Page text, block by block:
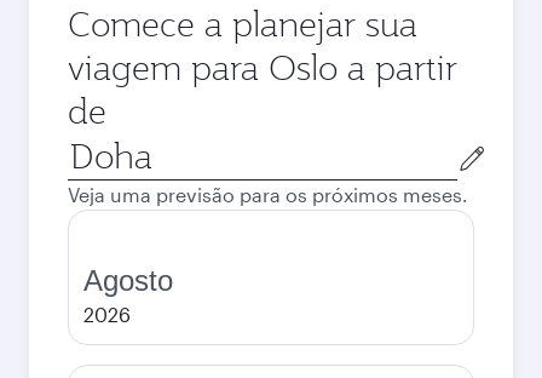
Comece a planejar sua
viagem para Oslo a partir
de
Cidade
de
origem
Veja uma previsão para os próximos meses.
Agosto
2026